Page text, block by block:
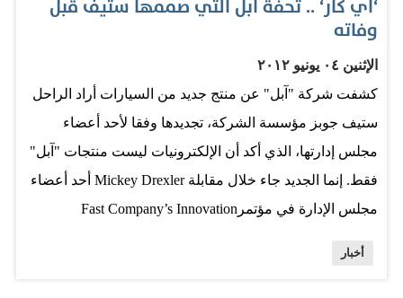
‘آي كار‘ .. تحفة آبل التي صممها ستيف قبل
وفاته
الإثنين ٠٤ يونيو ٢٠١٢
كشفت شركة "آبل" عن منتج جديد من السيارات أراد الراحل
ستيف جوبز مؤسسة الشركة، تجديدها وفقا لأحد أعضاء
مجلس إدارتها، الذي أكد أن الإلكترونيات ليست منتجات "آبل"
فقط. إنما الجديد جاء خلال مقابلة Mickey Drexler أحد أعضاء
مجلس الإدارة في مؤتمرFast Company’s Innovation
أخبار